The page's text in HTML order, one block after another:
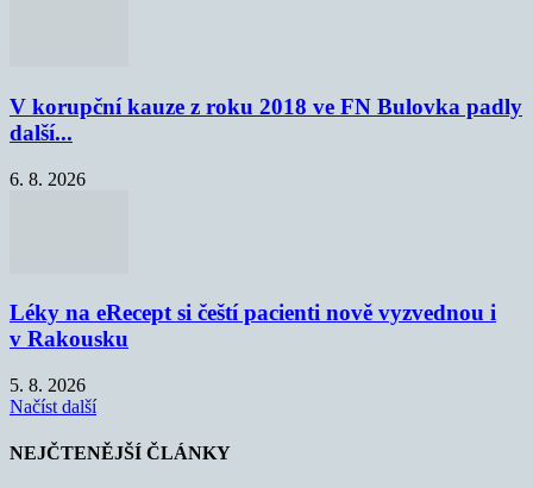
V korupční kauze z roku 2018 ve FN Bulovka padly
další...
6. 8. 2026
Léky na eRecept si čeští pacienti nově vyzvednou i
v Rakousku
5. 8. 2026
Načíst další
NEJČTENĚJŠÍ ČLÁNKY